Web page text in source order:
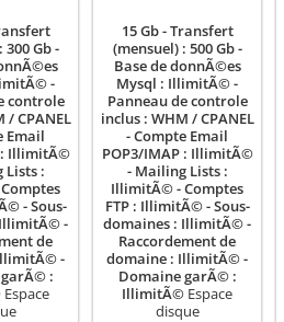
Gb -
-
controle
/ CPANEL
Email
: IllimitÃ©
Lists :
- Sous-
-
de
-
:
Espace
15 Gb - Transfert
(mensuel) : 500 Gb -
Base de donnÃ©es
Mysql : IllimitÃ© -
Panneau de controle
inclus : WHM / CPANEL
- Compte Email
POP3/IMAP : IllimitÃ©
- Mailing Lists :
IllimitÃ© - Comptes
FTP : IllimitÃ© - Sous-
domaines : IllimitÃ© -
Raccordement de
domaine : IllimitÃ© -
Domaine garÃ© :
IllimitÃ© Espace
disque